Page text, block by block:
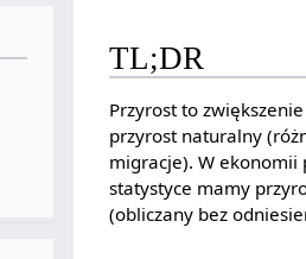
TL;DR
Przyrost to
przyrost naturalny
migracje). W ekonomii
statystyce mamy
(obliczany bez